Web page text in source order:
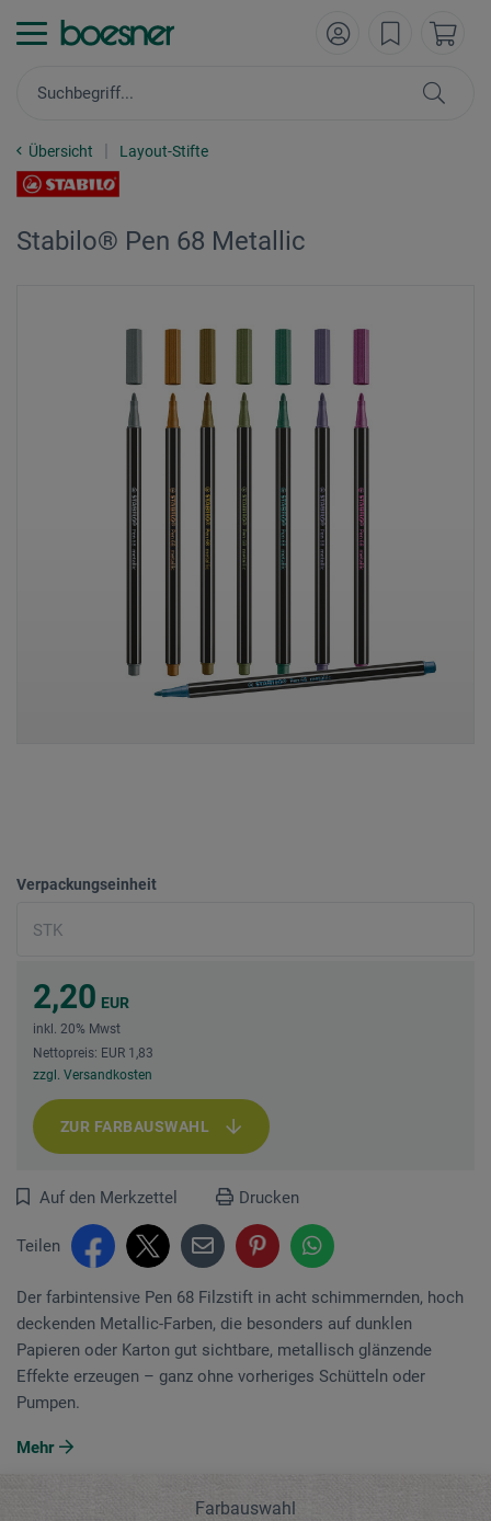
Übersicht Layout-Stifte
Stabilo® Pen 68 Metallic
Verpackungseinheit
2,20 EUR
inkl. 20% Mwst
Nettopreis: EUR 1,83
zzgl. Versandkosten
ZUR FARBAUSWAHL
Auf den Merkzettel Drucken
Teilen
Der farbintensive Pen 68 Filzstift in acht schimmernden, hoch
deckenden Metallic-Farben, die besonders auf dunklen
Papieren oder Karton gut sichtbare, metallisch glänzende
Effekte erzeugen – ganz ohne vorheriges Schütteln oder
Pumpen.
Mehr
Farbauswahl